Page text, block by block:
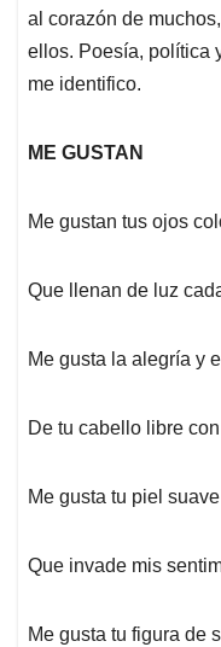
al corazón de
ellos. Poesía, política
me identifico.
ME GUSTAN
Me gustan tus ojos
Que llenan de luz
Me gusta la alegría y
De tu cabello libre
Me gusta tu piel
Que invade mis
Me gusta tu figura de